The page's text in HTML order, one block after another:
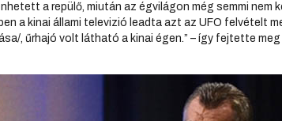
a repülő, miután az égvilágon még semmi nem
a kinai állami televizió leadta azt az UFO felvételt
, űrhajó volt látható a kinai égen.” – így fejtette meg